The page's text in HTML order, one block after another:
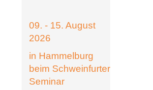
09. - 15. August
2026
in Hammelburg
beim Schweinfurter
Seminar